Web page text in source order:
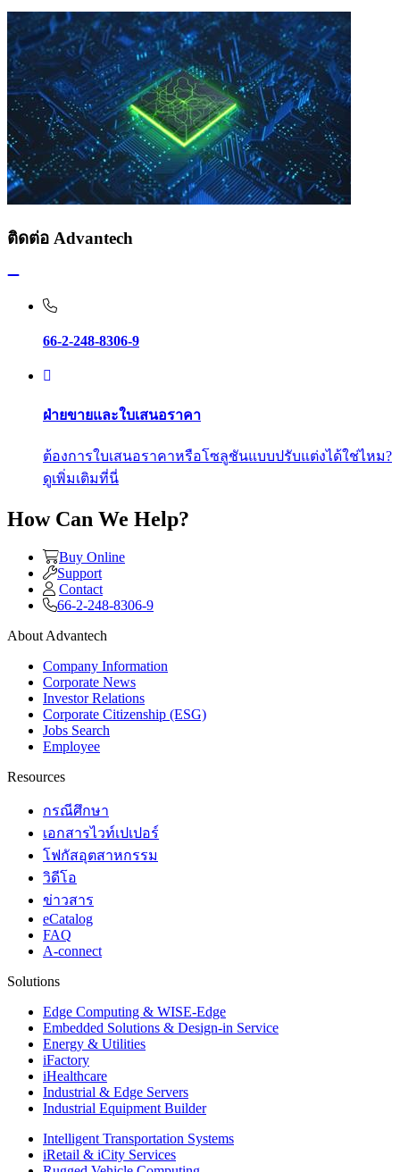
ติดต่อ Advantech
66-2-248-8306-9
ฝ่ายขายและใบเสนอราคา
ต้องการใบเสนอราคาหรือโซลูชันแบบปรับแต่งได้ใช่ไหม?
ดูเพิ่มเติมที่นี่
How Can We Help?
Buy Online
Support
Contact
66-2-248-8306-9
About Advantech
Company Information
Corporate News
Investor Relations
Corporate Citizenship (ESG)
Jobs Search
Employee
Resources
กรณีศึกษา
เอกสารไวท์เปเปอร์
โฟกัสอุตสาหกรรม
วิดีโอ
ข่าวสาร
eCatalog
FAQ
A-connect
Solutions
Edge Computing & WISE-Edge
Embedded Solutions & Design-in Service
Energy & Utilities
iFactory
iHealthcare
Industrial & Edge Servers
Industrial Equipment Builder
Intelligent Transportation Systems
iRetail & iCity Services